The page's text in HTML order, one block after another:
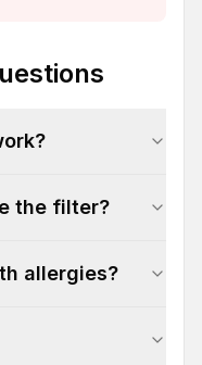
the filter?
allergies?